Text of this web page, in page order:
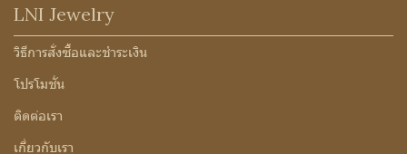
LNI Jewelry
วิธีการสั่งซื้อและชำระเงิน
โปรโมชั่น
ติดต่อเรา
เกี่ยวกับเรา